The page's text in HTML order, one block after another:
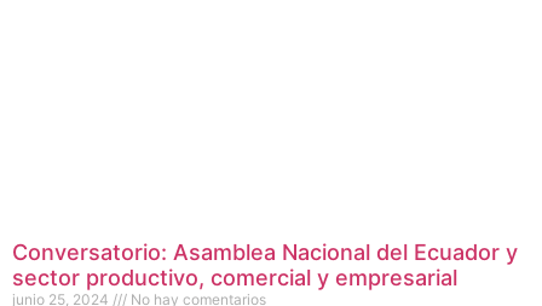
Conversatorio: Asamblea Nacional del Ecuador y
sector productivo, comercial y empresarial
junio 25, 2024 No hay comentarios